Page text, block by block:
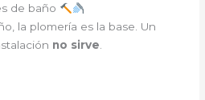
de baño
la plomería es la base. Un
no sirve.